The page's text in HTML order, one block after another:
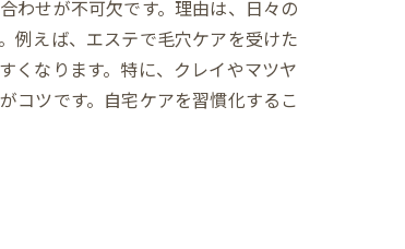
わせが不可欠です。理由は、日々の
例えば、エステで毛穴ケアを受けた
くなります。特に、クレイやマツヤ
コツです。自宅ケアを習慣化するこ